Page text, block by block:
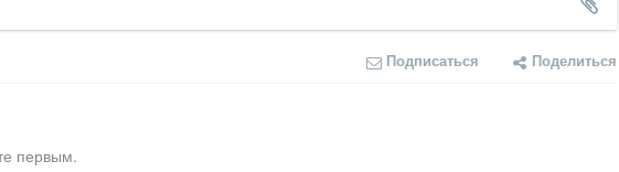
Подписаться Поделиться
первым.